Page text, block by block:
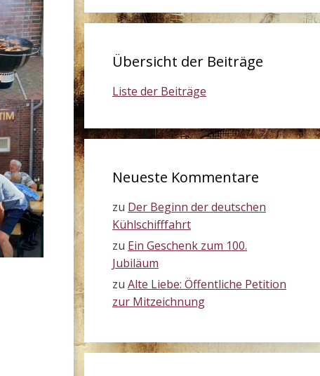
Übersicht der Beiträge
Liste der Beiträge
Neueste Kommentare
zu Der Beginn der deutschen
Kühlschifffahrt
zu Ein Geschenk zum 100.
Jubiläum
zu Alte Liebe: Öffentliche Petition
zur Mitzeichnung